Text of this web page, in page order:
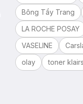
Bông Tẩy Trang
LA ROCHE POSAY
VASELINE
olay
toner klairs